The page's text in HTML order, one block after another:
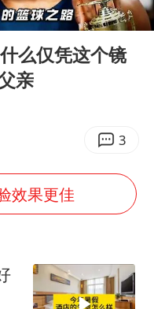
许“拒绝抢救”
面袭击贯穿浙江
馆》口碑
从来没有“独立”过
几元成本的AI广告导致千万市值蒸发
内过夜被收150元
“不怕六爷挂得多 就怕六爷挂一颗”
业高质量发展
03:00
么仅凭这个镜
亲
3
效果更佳